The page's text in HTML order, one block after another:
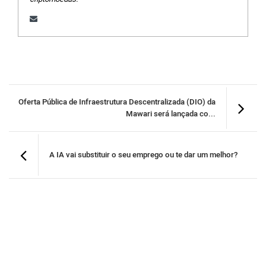
Oferta Pública de Infraestrutura Descentralizada (DIO) da
Mawari será lançada co...
A IA vai substituir o seu emprego ou te dar um melhor?